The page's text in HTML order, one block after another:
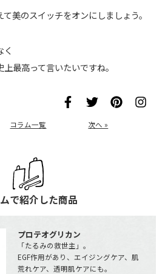
美のスイッチをオンにしましょう。
最高って言いたいですね。
コラム一覧 次へ »
で紹介した商品
プロテオグリカン
「たるみの救世主」。
EGF作用があり、エイジングケア、肌
荒れケア、透明肌ケアにも。